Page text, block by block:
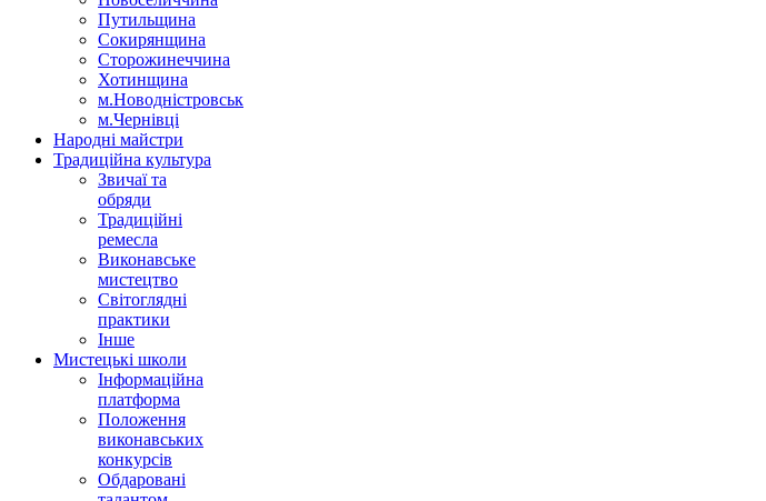
Путильщина
Сокирянщина
Сторожинеччина
Хотинщина
м.Новодністровськ
м.Чернівці
Народні майстри
Традиційна культура
Звичаї та
обряди
Традиційні
ремесла
Виконавське
мистецтво
Світоглядні
практики
Інше
Мистецькі школи
Інформаційна
платформа
Положення
виконавських
конкурсів
Обдаровані